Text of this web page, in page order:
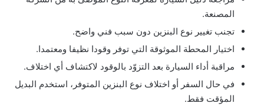
المصنعة.
تجنب تغيير نوع البنزين دون سبب فني واضح.
اختيار المحطة الموثوقة التي توفر وقودا نظيفا ومعتمدا.
مراقبة أداء السيارة بعد التزوّد بالوقود لاكتشاف أي اختلاف.
في حال السفر أو اختلاف نوع البنزين المتوفر، استخدم البديل
المؤقت فقط.